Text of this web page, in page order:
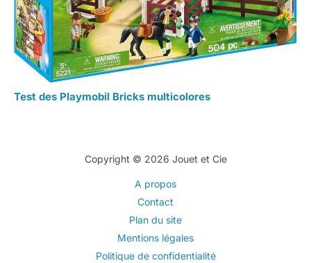
Test des Playmobil Bricks multicolores
Copyright © 2026 Jouet et Cie
A propos
Contact
Plan du site
Mentions légales
Politique de confidentialité